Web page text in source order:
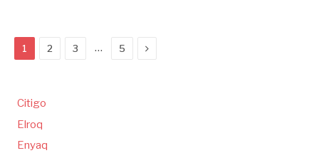
1 2 3 … 5 Следующая
Citigo
Elroq
Enyaq